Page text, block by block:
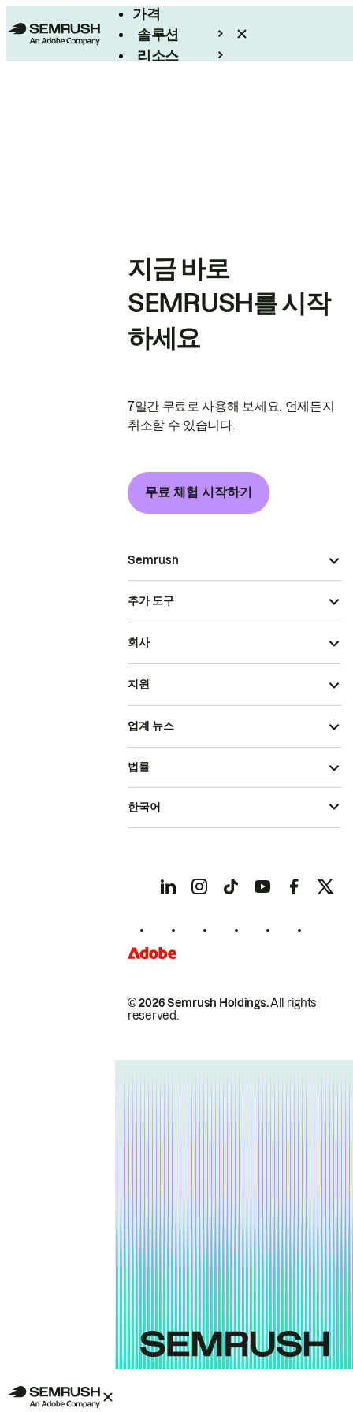
가격
솔루션
리소스
지금 바로
SEMRUSH를 시작
하세요
7일간 무료로 사용해 보세요. 언제든지
취소할 수 있습니다.
무료 체험 시작하기
Semrush
추가 도구
회사
지원
업계 뉴스
© 2026 Semrush Holdings.All rights
reserved.
법률
한국어